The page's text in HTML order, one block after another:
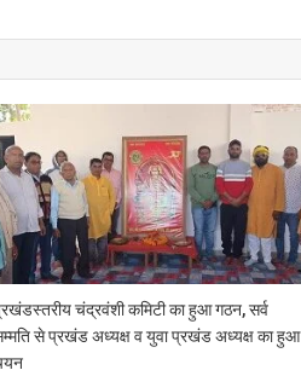
चंद्रवंशी कमिटी का हुआ गठन, सर्व
से प्रखंड अध्यक्ष व युवा प्रखंड अध्यक्ष का हुआ